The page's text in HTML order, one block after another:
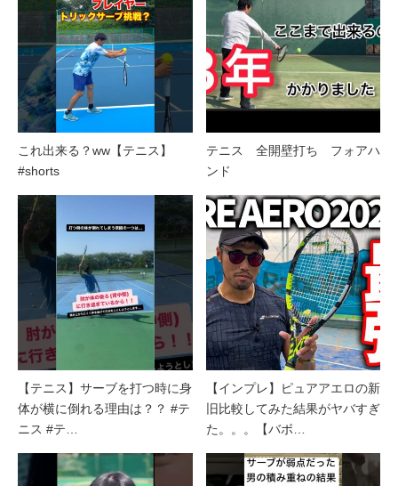
これ出来る？ww【テニス】
#shorts
テニス 全開壁打ち フォアハ
ンド
【テニス】サーブを打つ時に身
体が横に倒れる理由は？？ #テ
ニス #テ…
【インプレ】ピュアアエロの新
旧比較してみた結果がヤバすぎ
た。。。【バボ…